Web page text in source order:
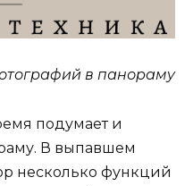
в панораму
подумает и
В выпавшем
несколько функций